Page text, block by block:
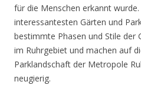
für die Menschen erkannt
interessantesten Gärten und
bestimmte Phasen und Stile der
im Ruhrgebiet und machen auf
Parklandschaft der Metropole
neugierig.